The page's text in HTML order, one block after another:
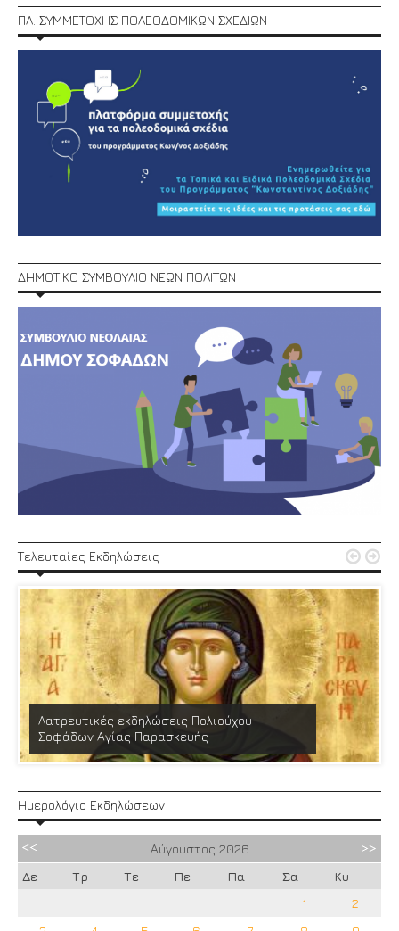
ΠΛ. ΣΥΜΜΕΤΟΧΗΣ ΠΟΛΕΟΔΟΜΙΚΩΝ ΣΧΕΔΙΩΝ
ΔΗΜΟΤΙΚΟ ΣΥΜΒΟΥΛΙΟ ΝΕΩΝ ΠΟΛΙΤΩΝ
Τελευταίες Εκδηλώσεις
Λατρευτικές εκδηλώσεις Πολιούχου
Σοφάδων Αγίας Παρασκευής
 
Ημερολόγιο Εκδηλώσεων
Αύγουστος 2026
Δε
Τρ Τε Πε Πα Σα
Κυ
1
2